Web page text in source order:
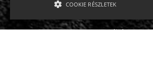
English
COOKIE RÉSZLETEK